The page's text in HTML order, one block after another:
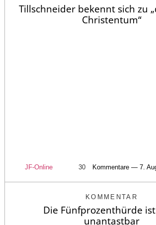
Tillschneider bekennt sich zu
Christentum“
JF-Online 30 Kommentare — 7.
KOMMENTAR
Die Fünfprozenthürde
unantastbar